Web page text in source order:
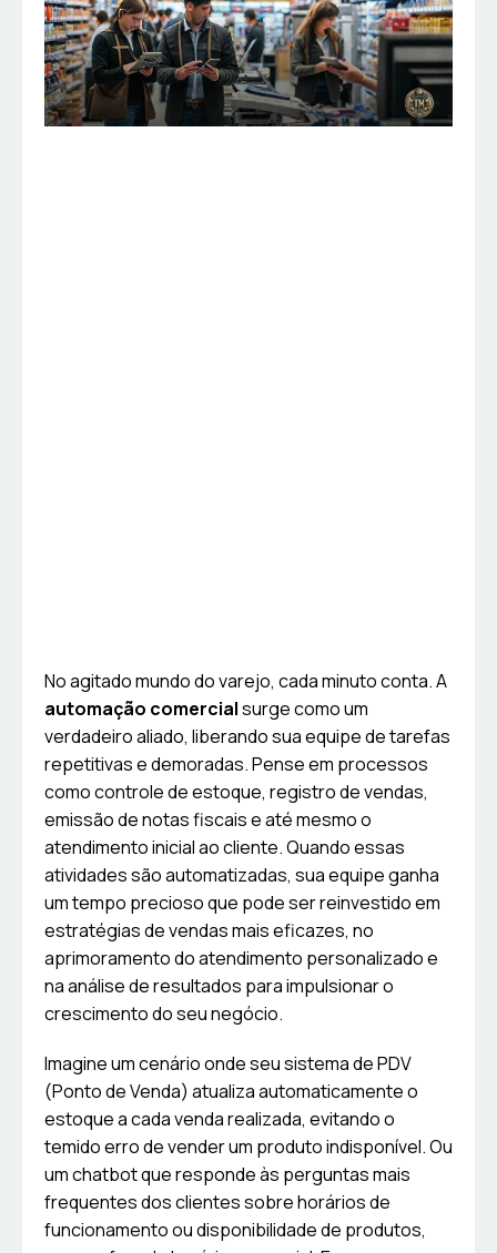
No agitado mundo do varejo, cada minuto conta. A
automação comercialsurge como um
verdadeiro aliado, liberando sua equipe de tarefas
repetitivas e demoradas. Pense em processos
como controle de estoque, registro de vendas,
emissão de notas fiscais e até mesmo o
atendimento inicial ao cliente. Quando essas
atividades são automatizadas, sua equipe ganha
um tempo precioso que pode ser reinvestido em
estratégias de vendas mais eficazes, no
aprimoramento do atendimento personalizado e
na análise de resultados para impulsionar o
crescimento do seu negócio.
Imagine um cenário onde seu sistema de PDV
(Ponto de Venda) atualiza automaticamente o
estoque a cada venda realizada, evitando o
temido erro de vender um produto indisponível. Ou
um chatbot que responde às perguntas mais
frequentes dos clientes sobre horários de
funcionamento ou disponibilidade de produtos,